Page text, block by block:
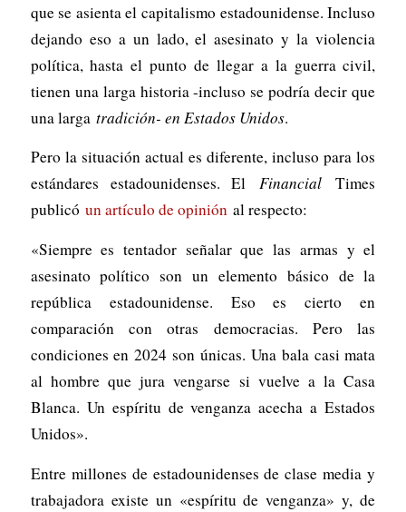
que se asienta el capitalismo estadounidense. Incluso
dejando eso a un lado, el asesinato y la violencia
política, hasta el punto de llegar a la guerra civil,
tienen una larga historia -incluso se podría decir que
una larga tradición- en Estados Unidos.
Pero la situación actual es diferente, incluso para los
estándares estadounidenses. ElFinancialTimes
publicó un artículo de opiniónal respecto:
«Siempre es tentador señalar que las armas y el
asesinato político son un elemento básico de la
república estadounidense. Eso es cierto en
comparación con otras democracias. Pero las
condiciones en 2024 son únicas. Una bala casi mata
al hombre que jura vengarse si vuelve a la Casa
Blanca. Un espíritu de venganza acecha a Estados
Unidos».
Entre millones de estadounidenses de clase media y
trabajadora existe un «espíritu de venganza» y, de